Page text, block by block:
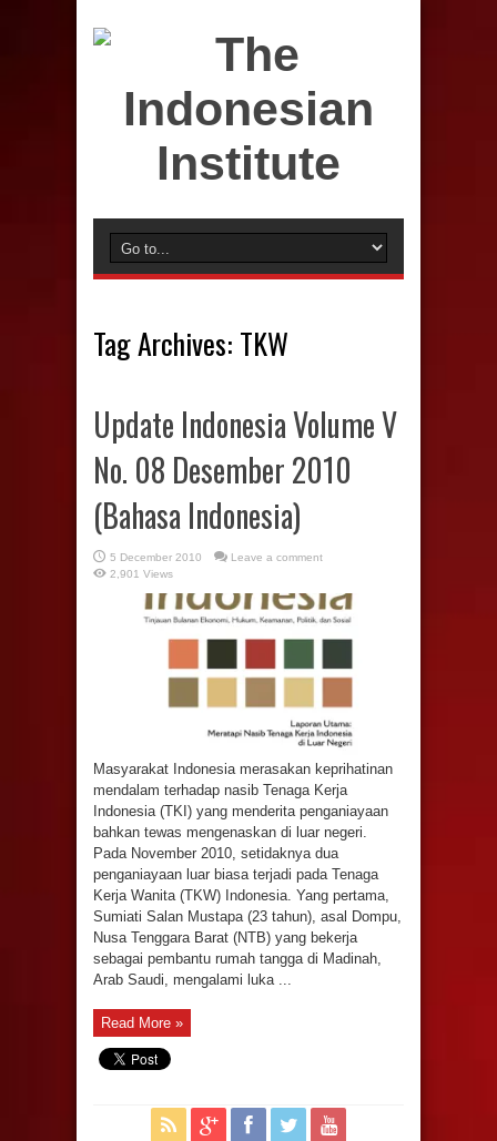
Tag Archives: TKW
Update Indonesia Volume V
No. 08 Desember 2010
(Bahasa Indonesia)
5 December 2010
Leave a comment
2,901 Views
Masyarakat Indonesia merasakan keprihatinan
mendalam terhadap nasib Tenaga Kerja
Indonesia (TKI) yang menderita penganiayaan
bahkan tewas mengenaskan di luar negeri.
Pada November 2010, setidaknya dua
penganiayaan luar biasa terjadi pada Tenaga
Kerja Wanita (TKW) Indonesia. Yang pertama,
Sumiati Salan Mustapa (23 tahun), asal Dompu,
Nusa Tenggara Barat (NTB) yang bekerja
sebagai pembantu rumah tangga di Madinah,
Arab Saudi, mengalami luka ...
Read More »